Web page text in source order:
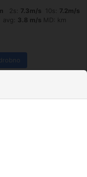
2s: 7.3m/s 10s: 7.2m/s
avg: 3.8 m/s MD: km